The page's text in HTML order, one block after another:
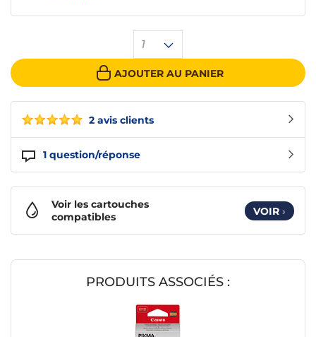
2 avis clients
1 question/réponse
1
AJOUTER AU PANIER
Voir les cartouches
compatibles
VOIR ›
PRODUITS ASSOCIÉS :